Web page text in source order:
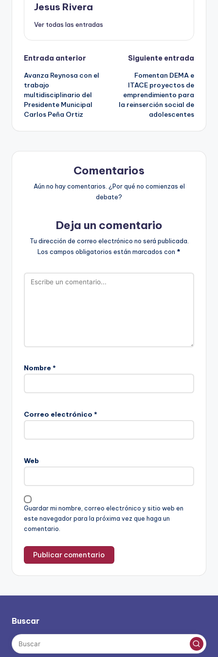
Jesus Rivera
Ver todas las entradas
Navegación
de
entradas
Entrada anterior
Avanza Reynosa con el
trabajo
multidisciplinario del
Presidente Municipal
Carlos Peña Ortiz
Siguiente entrada
Fomentan DEMA e
ITACE proyectos de
emprendimiento para
la reinserción social de
adolescentes
Comentarios
Aún no hay comentarios. ¿Por qué no comienzas el
debate?
Deja un comentario
Tu dirección de correo electrónico no será publicada.
Los campos obligatorios están marcados con *
Nombre *
Correo electrónico *
Web
Guardar mi nombre, correo electrónico y sitio web en
este navegador para la próxima vez que haga un
comentario.
Buscar